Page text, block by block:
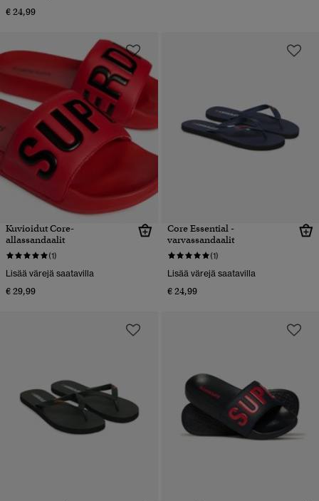
€ 24,99
Kuvioidut Core-
allassandaalit
(1)
Lisää värejä saatavilla
€ 29,99
Core Essential -
varvassandaalit
(1)
Lisää värejä saatavilla
€ 24,99